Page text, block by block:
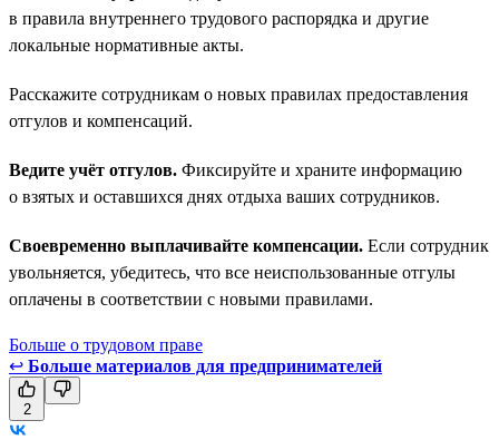
в правила внутреннего трудового распорядка и другие
локальные нормативные акты.
Расскажите сотрудникам о новых правилах предоставления
отгулов и компенсаций.
Ведите учёт отгулов. Фиксируйте и храните информацию
о взятых и оставшихся днях отдыха ваших сотрудников.
Своевременно выплачивайте компенсации. Если сотрудник
увольняется, убедитесь, что все неиспользованные отгулы
оплачены в соответствии с новыми правилами.
Больше о трудовом праве
↩ Больше материалов для предпринимателей
2